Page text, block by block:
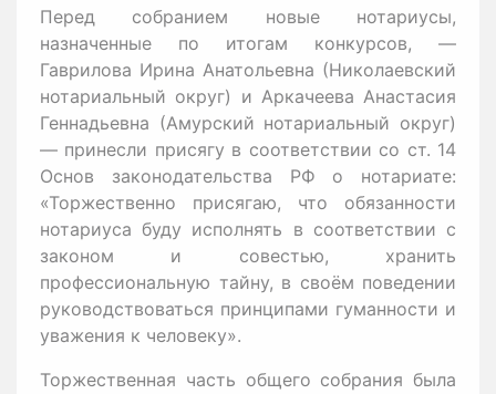
Перед собранием новые нотариусы,
назначенные по итогам конкурсов, —
Гаврилова Ирина Анатольевна (Николаевский
нотариальный округ) и Аркачеева Анастасия
Геннадьевна (Амурский нотариальный округ)
— принесли присягу в соответствии со ст. 14
Основ законодательства РФ о нотариате:
«Торжественно присягаю, что обязанности
нотариуса буду исполнять в соответствии с
законом и совестью, хранить
профессиональную тайну, в своём поведении
руководствоваться принципами гуманности и
уважения к человеку».
Торжественная часть общего собрания была